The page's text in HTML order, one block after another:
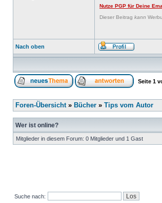
Nutze PGP für Deine
Dieser Beitrag kann
Nach oben
Seite 1
Foren-Übersicht» Bücher » Tips vom Autor
Wer ist online?
Mitglieder in diesem Forum: 0 Mitglieder und 1 Gast
Suche nach: